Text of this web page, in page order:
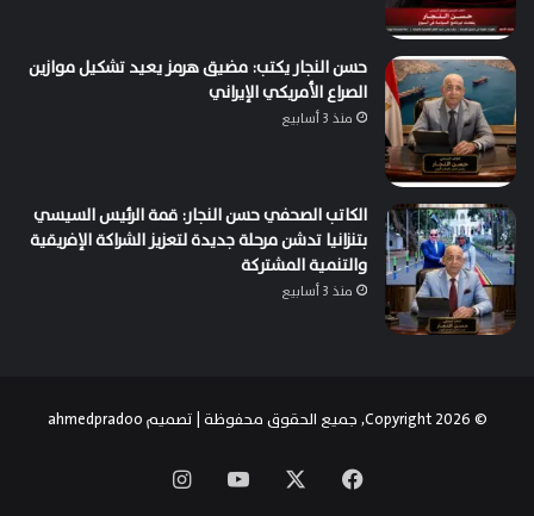
حسن النجار يكتب: مضيق هرمز يعيد تشكيل موازين
الصراع الأمريكي الإيراني
منذ 3 أسابيع
الكاتب الصحفي حسن النجار: قمة الرئيس السيسي
بتنزانيا تدشن مرحلة جديدة لتعزيز الشراكة الإفريقية
والتنمية المشتركة
منذ 3 أسابيع
© Copyright 2026, جميع الحقوق محفوظة | تصميم ahmedpradoo
فيسبوك ‫YouTube